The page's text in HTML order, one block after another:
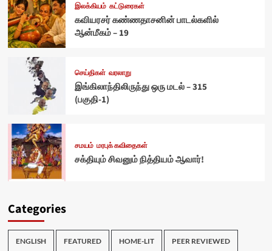
இலக்கியம் கட்டுரைகள்
கவியரசர் கண்ணதாசனின் பாடல்களில்
ஆன்மீகம் – 19
செய்திகள் வரலாறு
இங்கிலாந்திலிருந்து ஒரு மடல் – 315
(பகுதி-1)
சமயம் மரபுக் கவிதைகள்
சக்தியும் சிவனும் நித்தியம் ஆவார்!
Categories
ENGLISH FEATURED HOME-LIT PEER REVIEWED